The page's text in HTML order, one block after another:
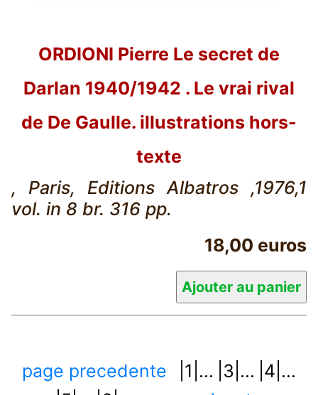
ORDIONI Pierre Le secret de
Darlan 1940/1942 . Le vrai rival
de De Gaulle. illustrations hors-
texte
, Paris, Editions Albatros ,1976,1
vol. in 8 br. 316 pp.
18,00 euros
page precedente |1|... |3|... |4|...